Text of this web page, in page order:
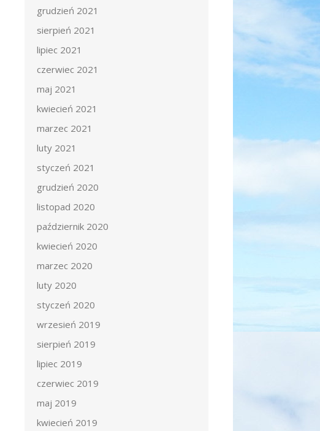
grudzień 2021
sierpień 2021
lipiec 2021
czerwiec 2021
maj 2021
kwiecień 2021
marzec 2021
luty 2021
styczeń 2021
grudzień 2020
listopad 2020
październik 2020
kwiecień 2020
marzec 2020
luty 2020
styczeń 2020
wrzesień 2019
sierpień 2019
lipiec 2019
czerwiec 2019
maj 2019
kwiecień 2019